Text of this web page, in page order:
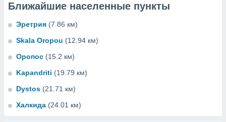
Ближайшие населенные пункты
Эретрия (7.86 км)
Skala Oropou (12.94 км)
Оропос (15.2 км)
Kapandriti (19.79 км)
Dystos (21.71 км)
Халкида (24.01 км)